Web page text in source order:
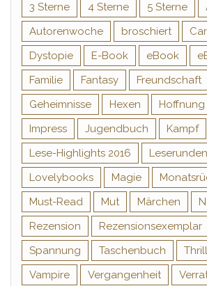
3 Sterne 4 Sterne 5 Sterne
Autorenwoche
broschiert
Dystopie
E-Book eBook
Familie
Fantasy Freundschaft
Geheimnisse
Hexen Hoffnung
Impress
Jugendbuch Kampf
Lese-Highlights 2016
Leserunden
Lovelybooks
Magie
Must-Read
Mut Märchen
Rezension
Rezensionsexemplar
Spannung
Taschenbuch
Vampire
Vergangenheit